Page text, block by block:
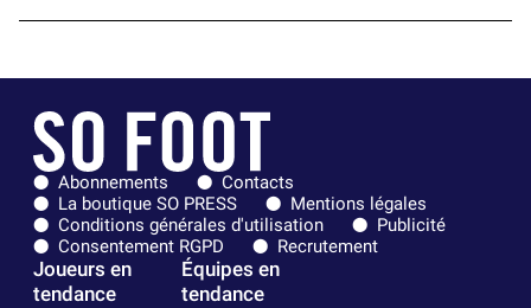
Abonnements
Contacts
La boutique SO PRESS
Mentions légales
Conditions générales d'utilisation
Publicité
Consentement RGPD
Recrutement
Joueurs en
tendance
Équipes en
tendance